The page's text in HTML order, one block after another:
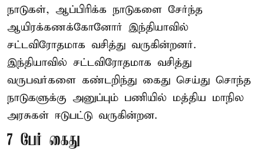
நாடுகள், ஆப்பிரிக்க நாடுகளை சேர்ந்த
ஆயிரக்கணக்கோனோர் இந்தியாவில்
சட்டவிரோதமாக வசித்து வருகின்றனர்.
இந்தியாவில் சட்டவிரோதமாக வசித்து
வருபவர்களை கண்டறிந்து கைது செய்து சொந்த
நாடுகளுக்கு அனுப்பும் பணியில் மத்திய மாநில
அரசுகள் ஈடுபட்டு வருகின்றன.
7 பேர் கைது